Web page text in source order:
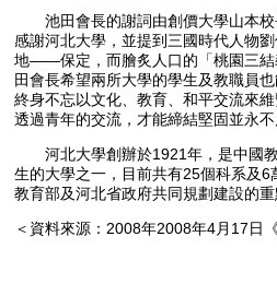
池田會長的謝詞由創價大學山本校
感謝河北大學，並提到三國時代人物
地——保定，而膾炙人口的「桃園三結
田會長希望兩所大學的學生及教職員
終身不忘以文化、教育、和平交流來
透過青年的交流，才能締結堅固並永
河北大學創辦於1921年，是中國教
生的大學之一，目前共有25個科系及6
教育部及河北省政府共同規劃建設的重
＜資料來源：2008年2008年4月17日